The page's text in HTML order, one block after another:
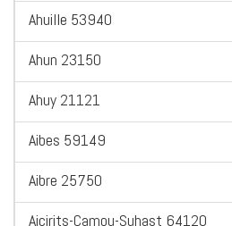
Ahuille 53940
Ahun 23150
Ahuy 21121
Aibes 59149
Aibre 25750
Aicirits-Camou-Suhast 64120